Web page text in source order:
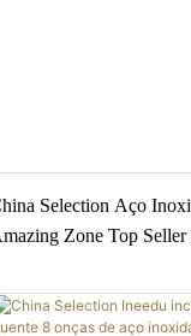
Selection Aço
Zone Top Seller
personalizada